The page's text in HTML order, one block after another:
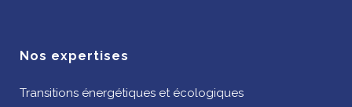
Nos expertises
Transitions énergétiques et écologiques